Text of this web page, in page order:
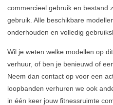
commercieel gebruik en bestand
gebruik. Alle beschikbare
onderhouden en volledig
Wil je weten welke modellen op
verhuur, of ben je benieuwd of
Neem dan contact op voor een
loopbanden verhuren we ook
in één keer jouw fitnessruimte